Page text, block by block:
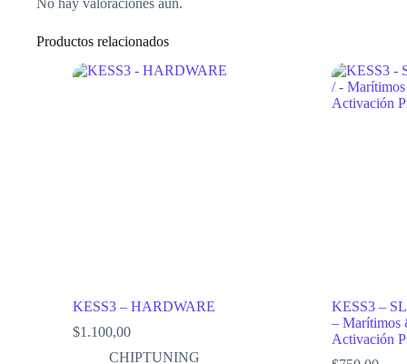
Productos relacionados
KESS3 – HARDWARE
$1.100,00
CHIPTUNING
KESS3 –
– Marítimos
Activación